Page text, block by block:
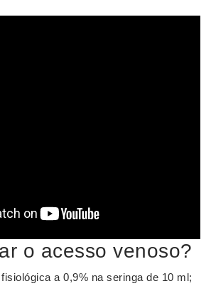
o acesso venoso?
a 0,9% na seringa de 10 ml;